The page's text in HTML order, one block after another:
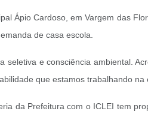
Ápio Cardoso, em Vargem das
de casa escola.
e consciência ambiental.
que estamos trabalhando na
da Prefeitura com o ICLEI tem